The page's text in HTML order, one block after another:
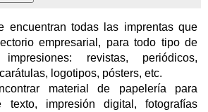
encuentran todas las imprentas que
empresarial, para todo tipo de
revistas, periódicos,
logotipos, pósters, etc.
material de papelería para
texto, impresión digital, fotografías